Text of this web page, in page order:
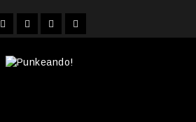
FacebookInstagram
YouTubeTwitter